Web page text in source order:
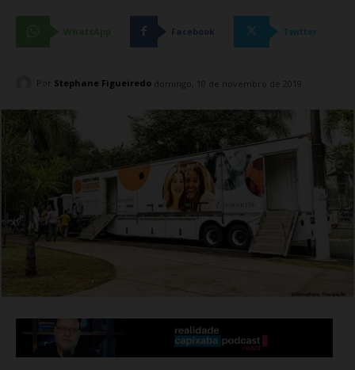
Facebook Twitter
Por Stephane Figueiredo domingo, 10 de novembro de 2019